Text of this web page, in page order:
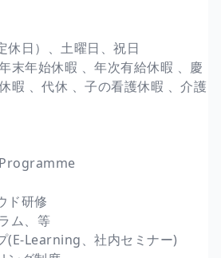
休日）、土曜日、祝日
末年始休暇 、年次有給休暇 、慶
暇 、代休 、子の看護休暇 、介護
ド研修
ム、等
(E-Learning、社内セミナー)